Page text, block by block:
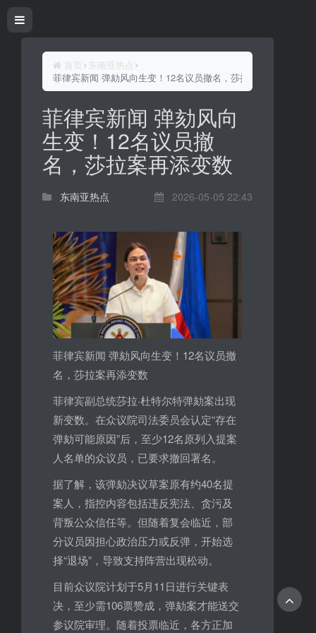
首页
东南亚热点
菲律宾新闻 弹劾风向生变！12名议员撤名，莎拉案再添变数
菲律宾新闻 弹劾风向
生变！12名议员撤
名，莎拉案再添变数
东南亚热点 2026-05-05 22:43
菲律宾新闻 弹劾风向生变！12名议员撤
名，莎拉案再添变数
菲律宾副总统莎拉·杜特尔特弹劾案出现
新变数。在众议院司法委员会认定“存在
弹劾可能原因”后，至少12名原列入提案
人名单的众议员，已要求撤回署名。
据了解，该弹劾决议草案原有约40名提
案人，指控内容包括违反宪法、贪污及
背叛公众信任等。但随着复会临近，部
分议员因担心政治压力或反弹，开始选
择“退场”，导致支持阵营出现松动。
目前众议院计划于5月11日进行关键表
决，至少需106票赞成，弹劾案才能送交
参议院审理。随着投票临近，各方正加